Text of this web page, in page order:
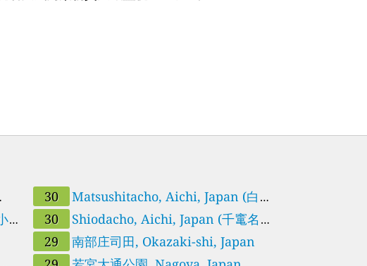
営業所名古屋市北区)
30
Matsushitacho, Aichi, Japan (白水
小学校名古屋市南区)
30
Shiodacho, Aichi, Japan (千竃名古
屋市南区)
29
南部庄司田, Okazaki-shi, Japan